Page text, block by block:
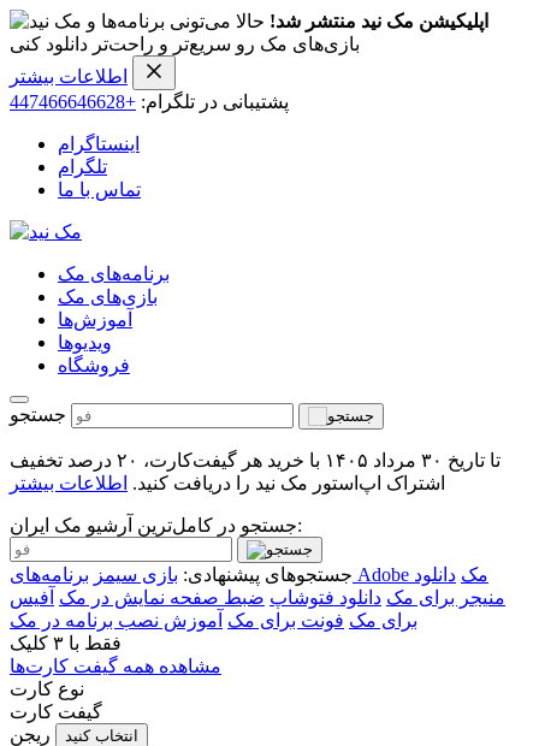
اپلیکیشن مک نید منتشر شد! حالا می‌تونی برنامه‌ها و
بازی‌های مک رو سریع‌تر و راحت‌تر دانلود کنی
اطلاعات بیشتر
پشتیبانی در تلگرام: +447466646628
اینستاگرام
تلگرام
تماس با ما
برنامه‌های مک
بازی‌های مک
آموزش‌ها
ویدیو‌ها
فروشگاه
جستجو
تا تاریخ ۳۰ مرداد ۱۴۰۵ با خرید هر گیفت‌کارت، ۲۰ درصد تخفیف
اشتراک اپ‌استور مک نید را دریافت کنید. اطلاعات بیشتر
جستجو در کامل‌ترین آرشیو مک ایران:
جستجوهای پیشنهادی: بازی سیمز برنامه‌های Adobe مک دانلود
منیجر برای مک دانلود فتوشاپ ضبط صفحه نمایش در مک آفیس
برای مک فونت برای مک آموزش نصب برنامه در مک
فقط با ۳ کلیک
مشاهده همه گیفت کارت‌ها
نوع کارت
گیفت کارت
ریجن
انتخاب کنید